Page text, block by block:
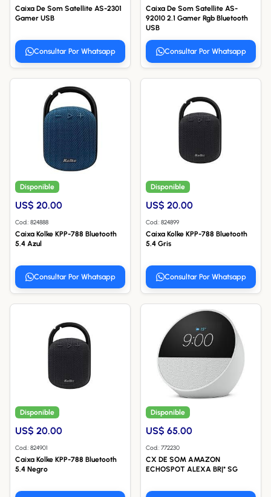
Caixa De Som Satellite AS-2301
Gamer USB
Consultar Por Whatsapp
Caixa De Som Satellite AS-
92010 2.1 Gamer Rgb Bluetooth
USB
Consultar Por Whatsapp
Disponible
US$ 20.00
Cod.: 824888
Caixa Kolke KPP-788 Bluetooth
5.4 Azul
Consultar Por Whatsapp
Disponible
US$ 20.00
Cod.: 824899
Caixa Kolke KPP-788 Bluetooth
5.4 Gris
Consultar Por Whatsapp
Disponible
US$ 20.00
Cod.: 824901
Caixa Kolke KPP-788 Bluetooth
5.4 Negro
Disponible
US$ 65.00
Cod.: 772230
CX DE SOM AMAZON
ECHOSPOT ALEXA BR|* SG